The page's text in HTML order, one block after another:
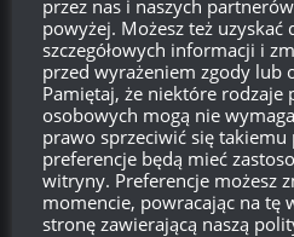
Kanał komentarzy
WordPress.org
Brakwierzchołka drzewkaod:
przez nas i naszych
powyżej. Możesz też uzyskać
szczegółowych informacji i
przed wyrażeniem zgody lub
Pamiętaj, że niektóre rodzaje
osobowych mogą nie
prawo sprzeciwić się
preferencje będą mieć
witryny. Preferencje możesz
momencie, powracając na tę
stronę zawierającą naszą